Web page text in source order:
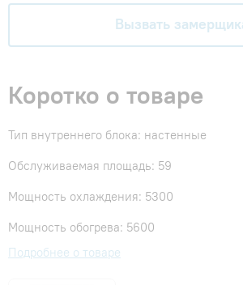
Вызвать
Коротко о товаре
Тип внутреннего блока: настенные
Обслуживаемая площадь: 59
Мощность охлаждения: 5300
Мощность обогрева: 5600
Подробнее о товаре